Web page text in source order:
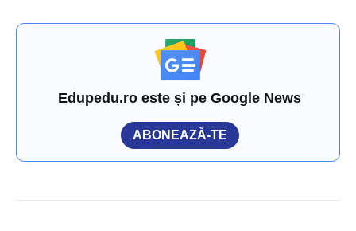
Edupedu.ro este și pe Google News
ABONEAZĂ-TE